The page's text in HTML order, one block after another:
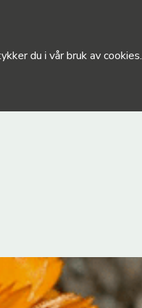
du i vår bruk av cookies.